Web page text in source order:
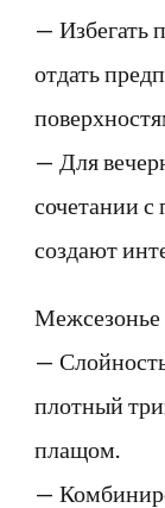
— Избегать
отдать
— Для
сочетании
создают
Межсезонье
—
плотный
плащом.
—